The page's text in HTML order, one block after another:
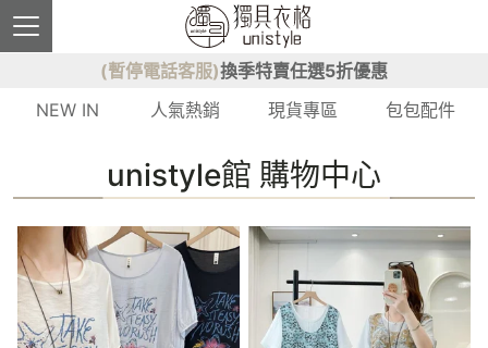
(暫停電話客服)換季特賣任選5折優惠
NEW IN
人氣熱銷 現貨專區 包包配件
unistyle館 購物中心